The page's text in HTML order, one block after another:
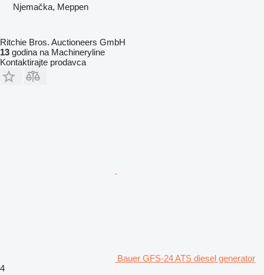
Njemačka, Meppen
Ritchie Bros. Auctioneers GmbH
13 godina na Machineryline
Kontaktirajte prodavca
Bauer GFS-24 ATS diesel generator
4